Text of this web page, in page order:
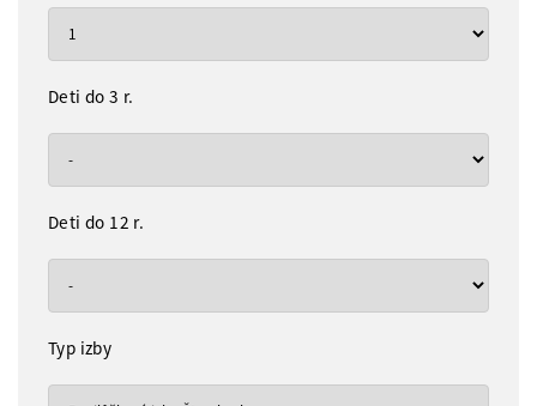
Deti do 3 r.
Deti do 12 r.
Typ izby